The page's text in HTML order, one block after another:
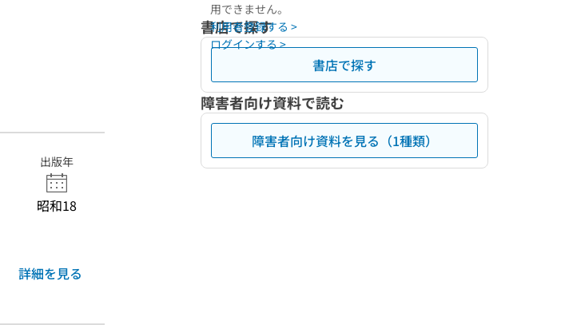
用できません。
利用者登録する >
ログインする >
出版年
昭和18
詳細を見る
書店で探す
書店で探す
障害者向け資料で読む
障害者向け資料を見る（1種類）